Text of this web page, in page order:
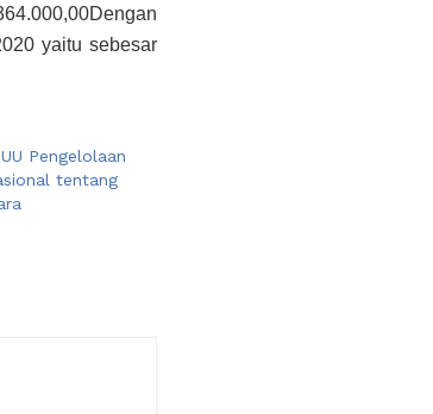
yaitu sebesar
Pengelolaan
tentang